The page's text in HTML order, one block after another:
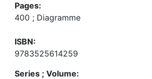
Pages:
400 ; Diagramme
ISBN:
9783525614259
Series ; Volume: